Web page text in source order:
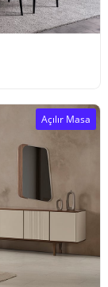
Açılır Masa